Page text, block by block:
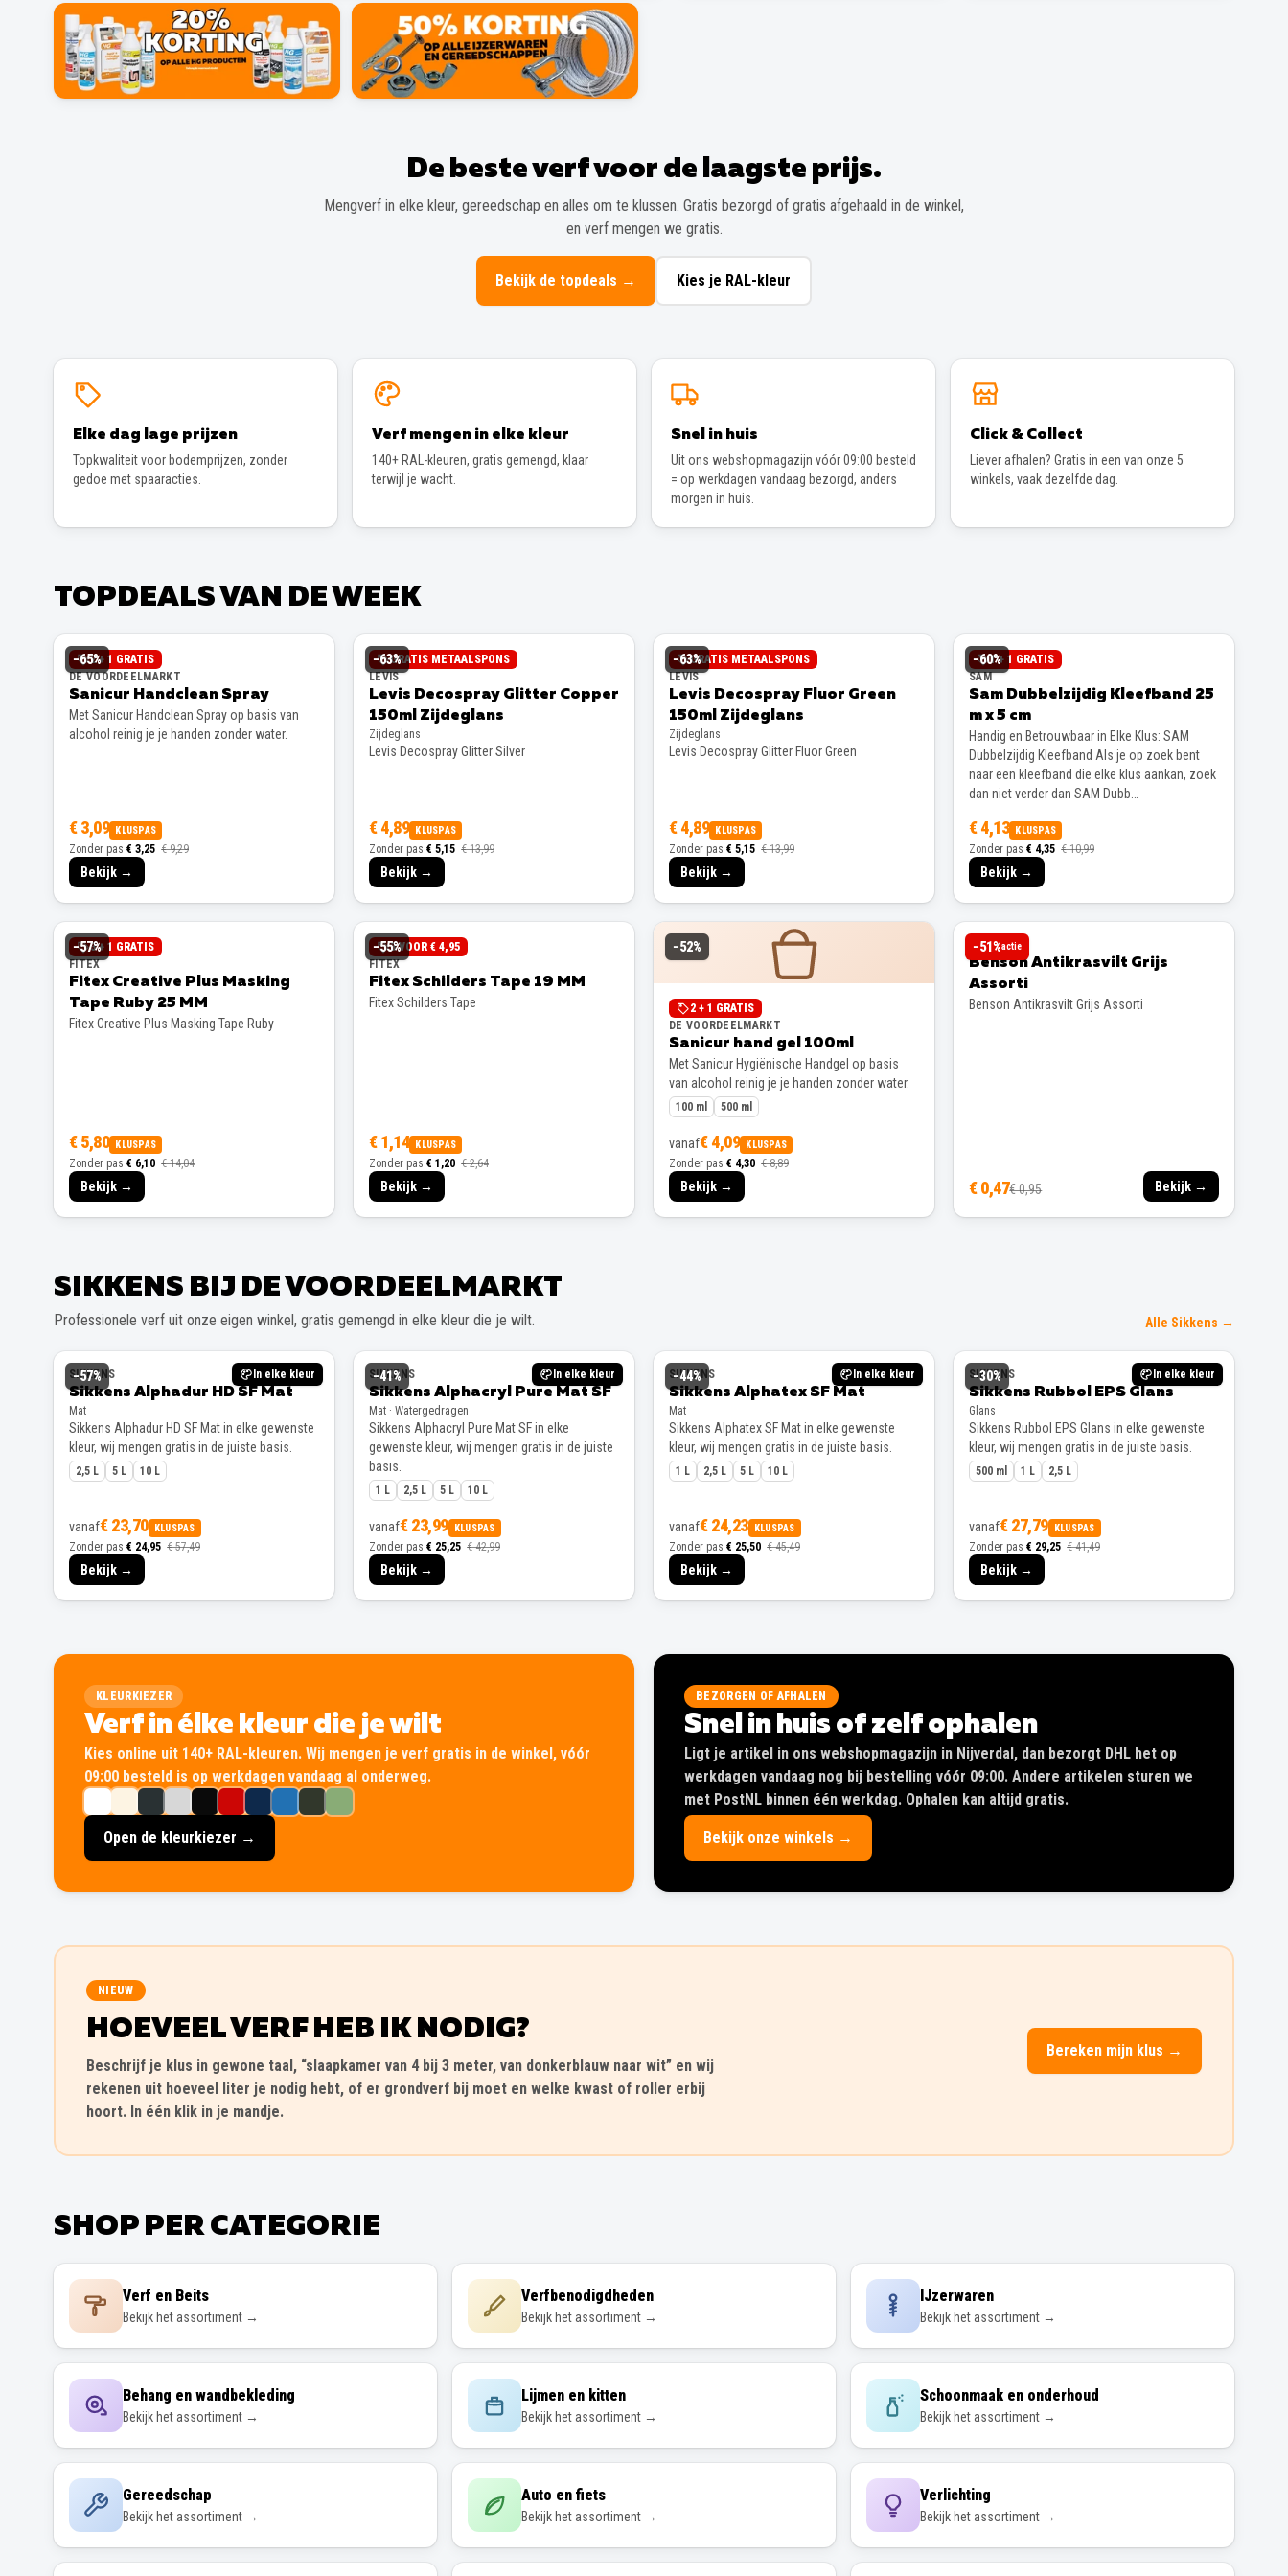
De beste verf voor de laagste prijs.
Mengverf in elke kleur, gereedschap en alles om te klussen. Gratis bezorgd of gratis afgehaald in de winkel,
en verf mengen we gratis.
Bekijk de topdeals → Kies je RAL-kleur
Elke dag lage prijzen
Topkwaliteit voor bodemprijzen, zonder
gedoe met spaaracties.
Verf mengen in elke kleur
140+ RAL-kleuren, gratis gemengd, klaar
terwijl je wacht.
Snel in huis
Uit ons webshopmagazijn vóór 09:00 besteld
= op werkdagen vandaag bezorgd, anders
morgen in huis.
Click & Collect
Liever afhalen? Gratis in een van onze 5
winkels, vaak dezelfde dag.
TOPDEALS VAN DE WEEK
−65%
2 + 1 GRATIS
DE VOORDEELMARKT
Sanicur Handclean Spray
Met Sanicur Handclean Spray op basis van
alcohol reinig je je handen zonder water.
€ 3,09 KLUSPAS
Zonder pas € 3,25 € 9,29
Bekijk →
−63%
GRATIS METAALSPONS
LEVIS
Levis Decospray Glitter Copper
150ml Zijdeglans
Zijdeglans
Levis Decospray Glitter Silver
€ 4,89 KLUSPAS
Zonder pas € 5,15 € 13,99
Bekijk →
−63%
GRATIS METAALSPONS
LEVIS
Levis Decospray Fluor Green
150ml Zijdeglans
Zijdeglans
Levis Decospray Glitter Fluor Green
€ 4,89 KLUSPAS
Zonder pas € 5,15 € 13,99
Bekijk →
−60%
1 + 1 GRATIS
SAM
Sam Dubbelzijdig Kleefband 25
m x 5 cm
Handig en Betrouwbaar in Elke Klus: SAM
Dubbelzijdig Kleefband Als je op zoek bent
naar een kleefband die elke klus aankan, zoek
dan niet verder dan SAM Dubb…
€ 4,13 KLUSPAS
Zonder pas € 4,35 € 10,99
Bekijk →
−57%
3 + 1 GRATIS
FITEX
Fitex Creative Plus Masking
Tape Ruby 25 MM
Fitex Creative Plus Masking Tape Ruby
€ 5,80 KLUSPAS
Zonder pas € 6,10 € 14,04
Bekijk →
−55%
3 VOOR € 4,95
FITEX
Fitex Schilders Tape 19 MM
Fitex Schilders Tape
€ 1,14 KLUSPAS
Zonder pas € 1,20 € 2,64
Bekijk →
−52%
2 + 1 GRATIS
DE VOORDEELMARKT
Sanicur hand gel 100ml
Met Sanicur Hygiënische Handgel op basis
van alcohol reinig je je handen zonder water.
100 ml 500 ml
vanaf€ 4,09 KLUSPAS
Zonder pas € 4,30 € 8,89
Bekijk →
−51%actie
BENSON
Benson Antikrasvilt Grijs
Assorti
Benson Antikrasvilt Grijs Assorti
€ 0,47€ 0,95 Bekijk →
SIKKENS BIJ DE VOORDEELMARKT
Professionele verf uit onze eigen winkel, gratis gemengd in elke kleur die je wilt. Alle Sikkens →
−57% In elke kleur
SIKKENS
Sikkens Alphadur HD SF Mat
Mat
Sikkens Alphadur HD SF Mat in elke gewenste
kleur, wij mengen gratis in de juiste basis.
2,5 L 5 L 10 L
vanaf€ 23,70 KLUSPAS
Zonder pas € 24,95 € 57,49
Bekijk →
−41% In elke kleur
SIKKENS
Sikkens Alphacryl Pure Mat SF
Mat · Watergedragen
Sikkens Alphacryl Pure Mat SF in elke
gewenste kleur, wij mengen gratis in de juiste
basis.
1 L 2,5 L 5 L 10 L
vanaf€ 23,99 KLUSPAS
Zonder pas € 25,25 € 42,99
Bekijk →
−44% In elke kleur
SIKKENS
Sikkens Alphatex SF Mat
Mat
Sikkens Alphatex SF Mat in elke gewenste
kleur, wij mengen gratis in de juiste basis.
1 L 2,5 L 5 L 10 L
vanaf€ 24,23 KLUSPAS
Zonder pas € 25,50 € 45,49
Bekijk →
−30% In elke kleur
SIKKENS
Sikkens Rubbol EPS Glans
Glans
Sikkens Rubbol EPS Glans in elke gewenste
kleur, wij mengen gratis in de juiste basis.
500 ml 1 L 2,5 L
vanaf€ 27,79 KLUSPAS
Zonder pas € 29,25 € 41,49
Bekijk →
KLEURKIEZER
Verf in élke kleur die je wilt
Kies online uit 140+ RAL-kleuren. Wij mengen je verf gratis in de winkel, vóór
09:00 besteld is op werkdagen vandaag al onderweg.
Open de kleurkiezer →
BEZORGEN OF AFHALEN
Snel in huis of zelf ophalen
Ligt je artikel in ons webshopmagazijn in Nijverdal, dan bezorgt DHL het op
werkdagen vandaag nog bij bestelling vóór 09:00. Andere artikelen sturen we
met PostNL binnen één werkdag. Ophalen kan altijd gratis.
Bekijk onze winkels →
NIEUW
HOEVEEL VERF HEB IK NODIG?
Beschrijf je klus in gewone taal, “slaapkamer van 4 bij 3 meter, van donkerblauw naar wit” en wij
rekenen uit hoeveel liter je nodig hebt, of er grondverf bij moet en welke kwast of roller erbij
hoort. In één klik in je mandje.
Bereken mijn klus →
SHOP PER CATEGORIE
Verf en Beits
Bekijk het assortiment →
Verfbenodigdheden
Bekijk het assortiment →
IJzerwaren
Bekijk het assortiment →
Behang en wandbekleding
Bekijk het assortiment →
Lijmen en kitten
Bekijk het assortiment →
Schoonmaak en onderhoud
Bekijk het assortiment →
Gereedschap
Bekijk het assortiment →
Auto en fiets
Bekijk het assortiment →
Verlichting
Bekijk het assortiment →